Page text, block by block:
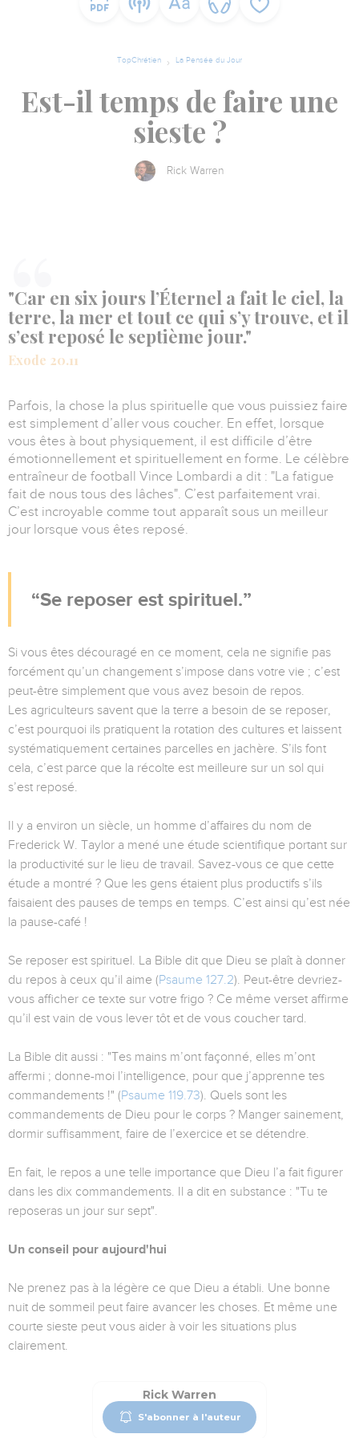
TopChrétien La Pensée du Jour
Est-il temps de faire une
sieste ?
Rick Warren
"Car en six jours l’Éternel a fait le ciel, la
terre, la mer et tout ce qui s’y trouve, et il
s’est reposé le septième jour."
Exode 20.11
Parfois, la chose la plus spirituelle que vous puissiez faire
est simplement d’aller vous coucher. En effet, lorsque
vous êtes à bout physiquement, il est difficile d’être
émotionnellement et spirituellement en forme. Le célèbre
entraîneur de football Vince Lombardi a dit : "La fatigue
fait de nous tous des lâches". C’est parfaitement vrai.
C’est incroyable comme tout apparaît sous un meilleur
jour lorsque vous êtes reposé.
Se reposer est spirituel.
Si vous êtes découragé en ce moment, cela ne signifie pas
forcément qu’un changement s’impose dans votre vie ; c’est
peut-être simplement que vous avez besoin de repos.
Les agriculteurs savent que la terre a besoin de se reposer,
c’est pourquoi ils pratiquent la rotation des cultures et laissent
systématiquement certaines parcelles en jachère. S’ils font
cela, c’est parce que la récolte est meilleure sur un sol qui
s’est reposé.
Il y a environ un siècle, un homme d’affaires du nom de
Frederick W. Taylor a mené une étude scientifique portant sur
la productivité sur le lieu de travail. Savez-vous ce que cette
étude a montré ? Que les gens étaient plus productifs s’ils
faisaient des pauses de temps en temps. C’est ainsi qu’est née
la pause-café !
Se reposer est spirituel. La Bible dit que Dieu se plaît à donner
du repos à ceux qu’il aime (Psaume 127.2). Peut-être devriez-
vous afficher ce texte sur votre frigo ? Ce même verset affirme
qu’il est vain de vous lever tôt et de vous coucher tard.
La Bible dit aussi : "Tes mains m’ont façonné, elles m’ont
affermi ; donne-moi l’intelligence, pour que j’apprenne tes
commandements !" (Psaume 119.73). Quels sont les
commandements de Dieu pour le corps ? Manger sainement,
dormir suffisamment, faire de l’exercice et se détendre.
En fait, le repos a une telle importance que Dieu l’a fait figurer
dans les dix commandements. Il a dit en substance : "Tu te
reposeras un jour sur sept".
Un conseil pour aujourd'hui
Ne prenez pas à la légère ce que Dieu a établi. Une bonne
nuit de sommeil peut faire avancer les choses. Et même une
courte sieste peut vous aider à voir les situations plus
clairement.
Rick Warren
S'abonner à l'auteur